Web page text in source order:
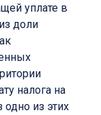
уплате в
доли
налога на
из этих